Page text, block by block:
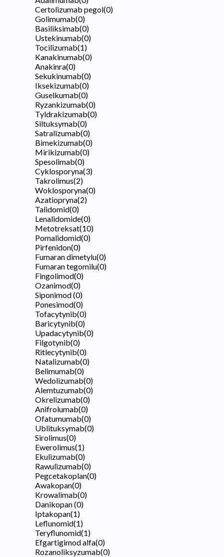
Certolizumab pegol(0)
Golimumab(0)
Basiliksimab(0)
Ustekinumab(0)
Tocilizumab(1)
Kanakinumab(0)
Anakinra(0)
Sekukinumab(0)
Iksekizumab(0)
Guselkumab(0)
Ryzankizumab(0)
Tyldrakizumab(0)
Siltuksymab(0)
Satralizumab(0)
Bimekizumab(0)
Mirikizumab(0)
Spesolimab(0)
Cyklosporyna(3)
Takrolimus(2)
Woklosporyna(0)
Azatiopryna(2)
Talidomid(0)
Lenalidomide(0)
Metotreksat(10)
Pomalidomid(0)
Pirfenidon(0)
Fumaran dimetylu(0)
Fumaran tegomilu(0)
Fingolimod(0)
Ozanimod(0)
Siponimod(0)
Ponesimod(0)
Tofacytynib(0)
Baricytynib(0)
Upadacytynib(0)
Filgotynib(0)
Ritlecytynib(0)
Natalizumab(0)
Belimumab(0)
Wedolizumab(0)
Alemtuzumab(0)
Okrelizumab(0)
Anifrolumab(0)
Ofatumumab(0)
Ublituksymab(0)
Sirolimus(0)
Ewerolimus(1)
Ekulizumab(0)
Rawulizumab(0)
Pegcetakoplan(0)
Awakopan(0)
Krowalimab(0)
Danikopan(0)
Iptakopan(1)
Leflunomid(1)
Teryflunomid(1)
Efgartigimod alfa(0)
Rozanoliksyzumab(0)